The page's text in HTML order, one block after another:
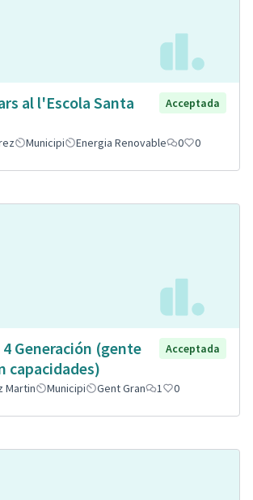
al l'Escola Santa
Acceptada
Municipi Energia Renovable 0 0
Generación (gente
capacidades)
Acceptada
Martin Municipi Gent Gran 1 0